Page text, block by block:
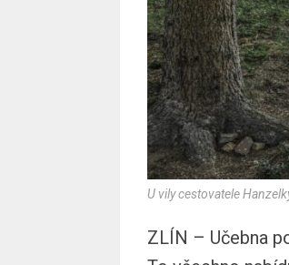
U vily cestovatele
ZLÍN – Učebna